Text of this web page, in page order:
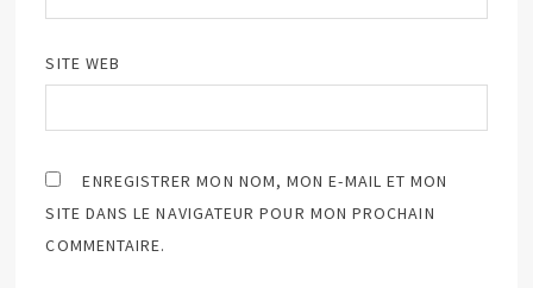
SITE WEB
ENREGISTRER MON NOM, MON E-MAIL ET MON
SITE DANS LE NAVIGATEUR POUR MON PROCHAIN
COMMENTAIRE.